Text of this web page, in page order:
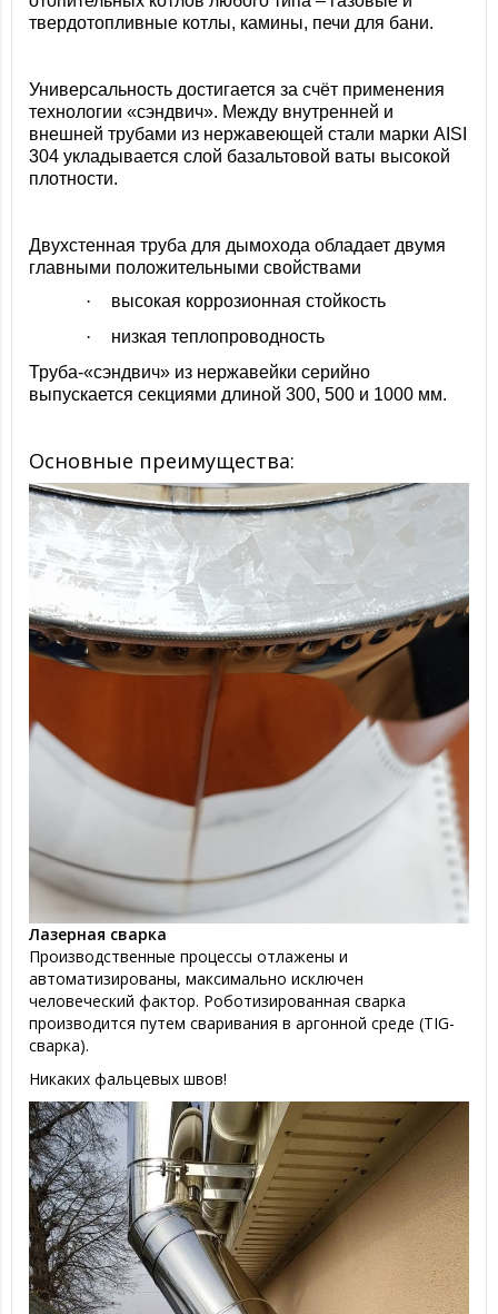
твердотопливные котлы, камины, печи для бани.
Универсальность достигается за счёт применения
технологии «сэндвич». Между внутренней и
внешней трубами из нержавеющей стали марки AISI
304 укладывается слой базальтовой ваты высокой
плотности.
Двухстенная труба для дымохода обладает двумя
главными положительными свойствами
·
высокая коррозионная стойкость
·
низкая теплопроводность
Труба-«сэндвич» из нержавейки серийно
выпускается секциями длиной 300, 500 и 1000 мм.
Основные преимущества:
Лазерная сварка
Производственные процессы отлажены и
автоматизированы, максимально исключен
человеческий фактор. Роботизированная сварка
производится путем сваривания в аргонной среде (TIG-
сварка).
Никаких фальцевых швов!